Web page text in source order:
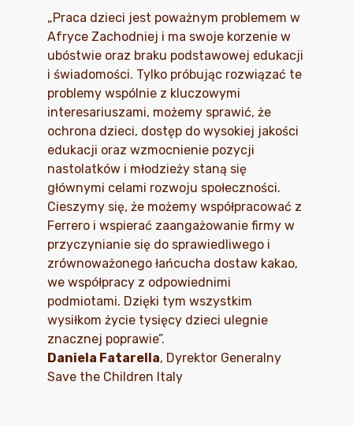
„Praca dzieci jest poważnym problemem w
Afryce Zachodniej i ma swoje korzenie w
ubóstwie oraz braku podstawowej edukacji
i świadomości. Tylko próbując rozwiązać te
problemy wspólnie z kluczowymi
interesariuszami, możemy sprawić, że
ochrona dzieci, dostęp do wysokiej jakości
edukacji oraz wzmocnienie pozycji
nastolatków i młodzieży staną się
głównymi celami rozwoju społeczności.
Cieszymy się, że możemy współpracować z
Ferrero i wspierać zaangażowanie firmy w
przyczynianie się do sprawiedliwego i
zrównoważonego łańcucha dostaw kakao,
we współpracy z odpowiednimi
podmiotami. Dzięki tym wszystkim
wysiłkom życie tysięcy dzieci ulegnie
znacznej poprawie”.
Daniela Fatarella, Dyrektor Generalny
Save the Children Italy